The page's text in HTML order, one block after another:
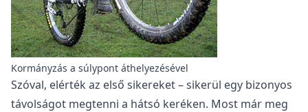
Kormányzás a súlypont áthelyezésével
Szóval, elérték az első sikereket – sikerül egy bizonyos
távolságot megtenni a hátsó keréken. Most már meg